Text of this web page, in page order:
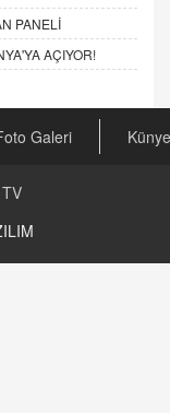
PANELİ
AÇIYOR!
Galeri Künye